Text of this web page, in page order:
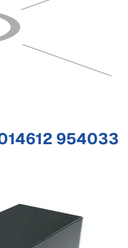
954033